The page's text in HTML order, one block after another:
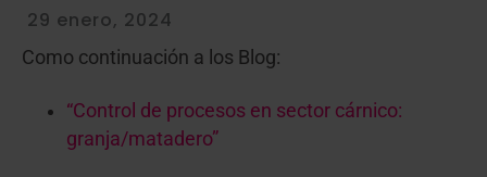
29 enero, 2024
Como continuación a los Blog:
“Control de procesos en sector cárnico:
granja/matadero”